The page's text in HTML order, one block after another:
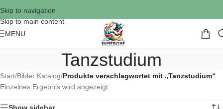
Skip to navigation
Skip to main content
MENU
Tanzstudium
Start/Bilder Katalog/Produkte verschlagwortet mit „Tanzstudium“
Einzelnes Ergebnis wird angezeigt